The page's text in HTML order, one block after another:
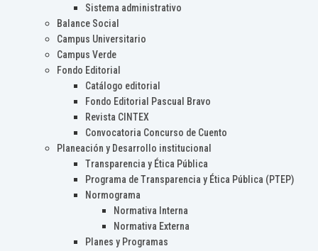
Sistema administrativo
Balance Social
Campus Universitario
Campus Verde
Fondo Editorial
Catálogo editorial
Fondo Editorial Pascual Bravo
Revista CINTEX
Convocatoria Concurso de Cuento
Planeación y Desarrollo institucional
Transparencia y Ética Pública
Programa de Transparencia y Ética Pública (PTEP)
Normograma
Normativa Interna
Normativa Externa
Planes y Programas